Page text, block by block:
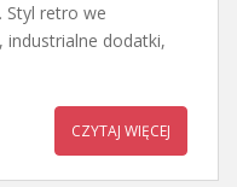
Styl retro we
dodatki,
CZYTAJ WIĘCEJ